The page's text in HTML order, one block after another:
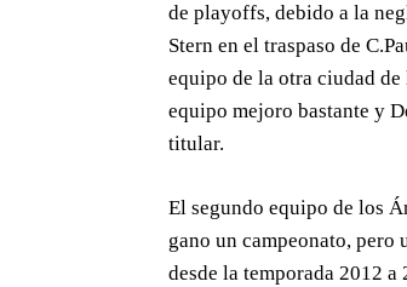
de playoffs, debido a la
Stern en el traspaso de
equipo de la otra ciudad
equipo mejoro bastante y
titular.
El segundo equipo de los
gano un campeonato, pero
desde la temporada 2012